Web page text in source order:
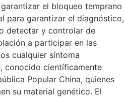
el bloqueo temprano
para garantizar el diagnóstico,
detectar y controlar de
a participar en las
cualquier síntoma
conocido científicamente
Popular China, quienes
su material genético. El